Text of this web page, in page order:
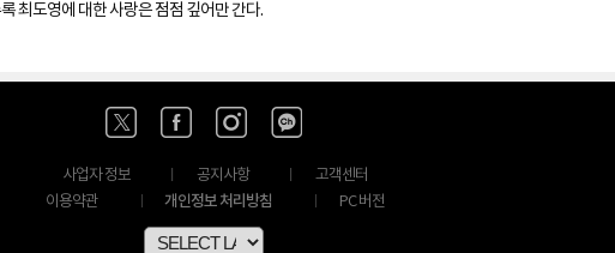
최도영에 대한 사랑은 점점 깊어만 간다.
사업자 정보 공지사항
고객센터
이용약관
개인정보 처리방침 PC 버전